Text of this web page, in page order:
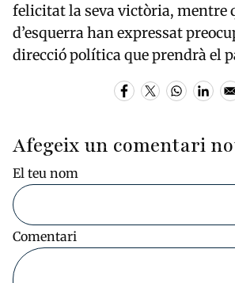
felicitat la seva victòria, mentre
d’esquerra han expressat
direcció política que prendrà el
Afegeix un comentari
El teu nom
Comentari